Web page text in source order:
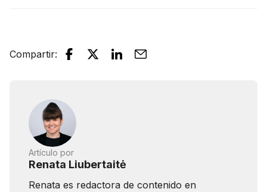
Compartir:
Artículo por
Renata Liubertaitė
Renata es redactora de contenido en